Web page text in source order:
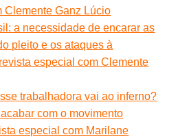
Clemente Ganz Lúcio
a necessidade de encarar as
pleito e os ataques à
especial com Clemente
trabalhadora vai ao inferno?
com o movimento
especial com Marilane